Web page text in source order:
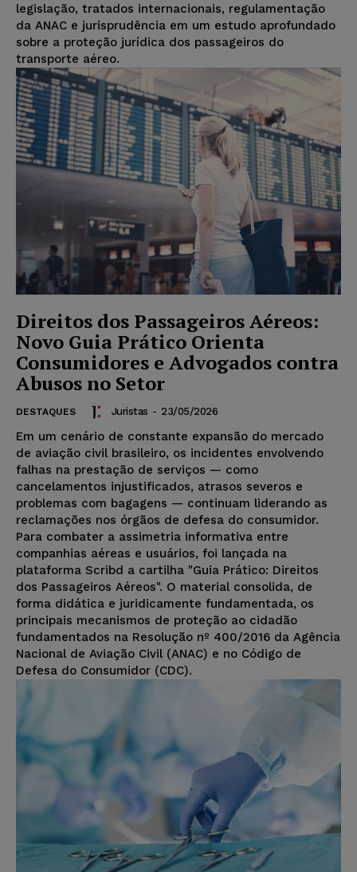
legislação, tratados internacionais, regulamentação
da ANAC e jurisprudência em um estudo aprofundado
sobre a proteção jurídica dos passageiros do
transporte aéreo.
Direitos dos Passageiros Aéreos:
Novo Guia Prático Orienta
Consumidores e Advogados contra
Abusos no Setor
DESTAQUES Juristas - 23/05/2026
Em um cenário de constante expansão do mercado
de aviação civil brasileiro, os incidentes envolvendo
falhas na prestação de serviços — como
cancelamentos injustificados, atrasos severos e
problemas com bagagens — continuam liderando as
reclamações nos órgãos de defesa do consumidor.
Para combater a assimetria informativa entre
companhias aéreas e usuários, foi lançada na
plataforma Scribd a cartilha "Guia Prático: Direitos
dos Passageiros Aéreos". O material consolida, de
forma didática e juridicamente fundamentada, os
principais mecanismos de proteção ao cidadão
fundamentados na Resolução nº 400/2016 da Agência
Nacional de Aviação Civil (ANAC) e no Código de
Defesa do Consumidor (CDC).